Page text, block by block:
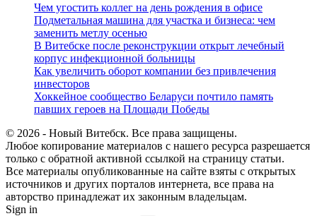
Чем угостить коллег на день рождения в офисе
Подметальная машина для участка и бизнеса: чем
заменить метлу осенью
В Витебске после реконструкции открыт лечебный
корпус инфекционной больницы
Как увеличить оборот компании без привлечения
инвесторов
Хоккейное сообщество Беларуси почтило память
павших героев на Площади Победы
© 2026 - Новый Витебск. Все права защищены.
Любое копирование материалов с нашего ресурса разрешается
только с обратной активной ссылкой на страницу статьи.
Все материалы опубликованные на сайте взяты с открытых
источников и других порталов интернета, все права на
авторство принадлежат их законным владельцам.
Sign in